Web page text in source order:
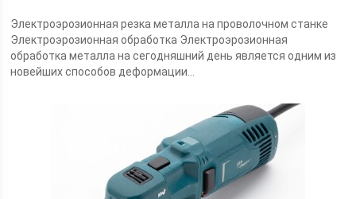
Электроэрозионная резка металла на проволочном станке
Электроэрозионная обработка Электроэрозионная
обработка металла на сегодняшний день является одним из
новейших способов деформации...